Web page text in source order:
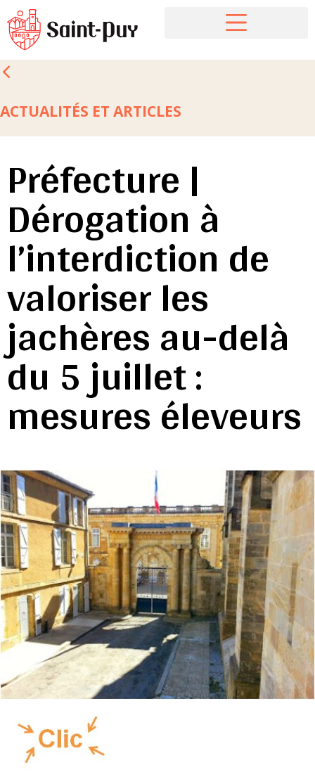
ACTUALITÉS ET ARTICLES
Préfecture |
Dérogation à
l’interdiction de
valoriser les
jachères au-delà
du 5 juillet :
mesures éleveurs